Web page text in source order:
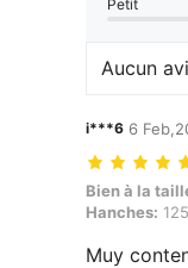
Petit
Aucun
i***6 6
Bien à la taille:
Bien à la
Hanches:
Muy